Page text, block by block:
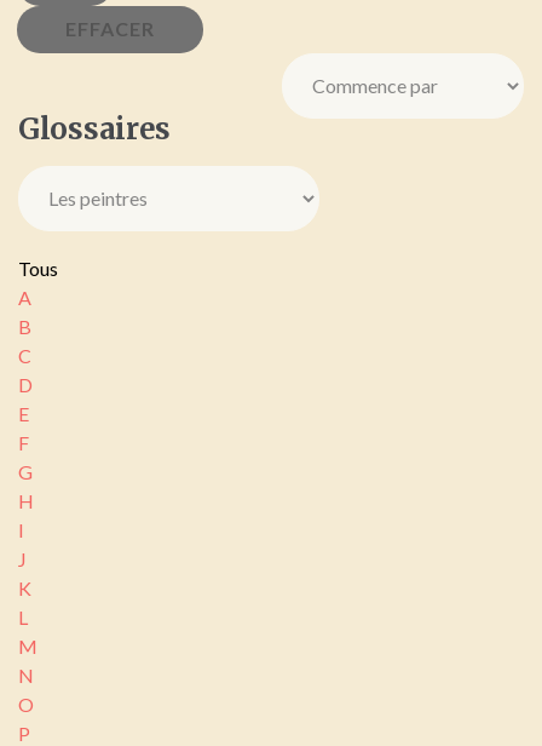
Glossaires
Tous
A
B
C
D
E
F
G
H
I
J
K
L
M
N
O
P